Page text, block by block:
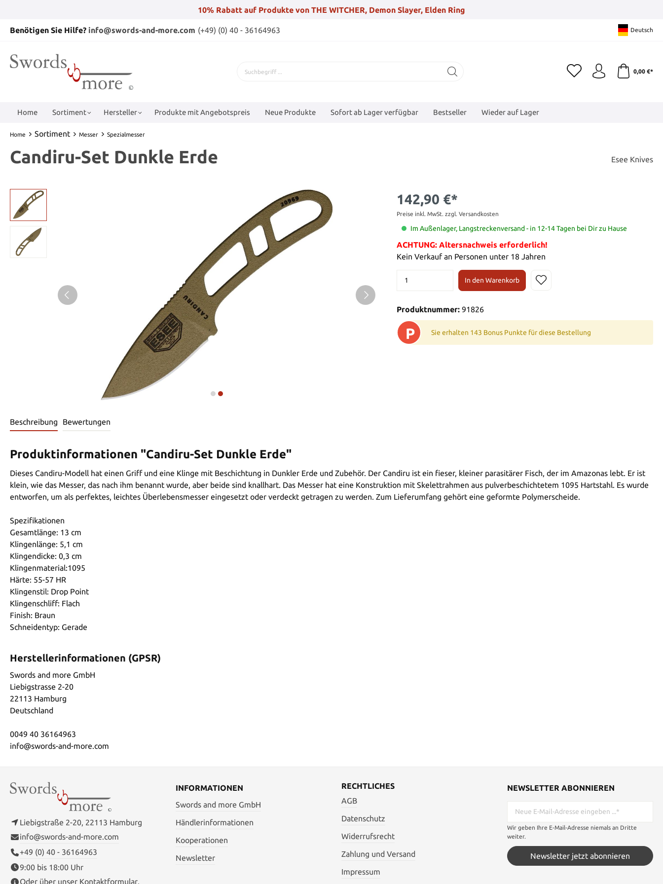
10% Rabatt auf Produkte von THE WITCHER, Demon Slayer, Elden Ring
Benötigen Sie Hilfe? info@swords-and-more.com (+49) (0) 40 - 36164963 Deutsch
0,00 €*
Home Sortiment Hersteller Produkte mit Angebotspreis Neue Produkte Sofort ab Lager verfügbar Bestseller Wieder auf Lager
Home Sortiment Messer Spezialmesser
Candiru-Set Dunkle Erde Esee Knives
142,90 €*
Preise inkl. MwSt. zzgl. Versandkosten
Im Außenlager, Langstreckenversand - in 12-14 Tagen bei Dir zu Hause
ACHTUNG: Altersnachweis erforderlich!
Kein Verkauf an Personen unter 18 Jahren
In den Warenkorb
Produktnummer: 91826
P Sie erhalten 143 Bonus Punkte für diese Bestellung
Beschreibung Bewertungen
Produktinformationen "Candiru-Set Dunkle Erde"
Dieses Candiru-Modell hat einen Griff und eine Klinge mit Beschichtung in Dunkler Erde und Zubehör. Der Candiru ist ein fieser, kleiner parasitärer Fisch, der im Amazonas lebt. Er ist
klein, wie das Messer, das nach ihm benannt wurde, aber beide sind knallhart. Das Messer hat eine Konstruktion mit Skelettrahmen aus pulverbeschichtetem 1095 Hartstahl. Es wurde
entworfen, um als perfektes, leichtes Überlebensmesser eingesetzt oder verdeckt getragen zu werden. Zum Lieferumfang gehört eine geformte Polymerscheide.
Spezifikationen
Gesamtlänge: 13 cm
Klingenlänge: 5,1 cm
Klingendicke: 0,3 cm
Klingenmaterial:1095
Härte: 55-57 HR
Klingenstil: Drop Point
Klingenschliff: Flach
Finish: Braun
Schneidentyp: Gerade
Herstellerinformationen (GPSR)
Swords and more GmbH
Liebigstrasse 2-20
22113 Hamburg
Deutschland
0049 40 36164963
info@swords-and-more.com
Liebigstraße 2-20, 22113 Hamburg
info@swords-and-more.com
+49 (0) 40 - 36164963
9:00 bis 18:00 Uhr
Oder über unser Kontaktformular.
INFORMATIONEN
Swords and more GmbH
Händlerinformationen
Kooperationen
Newsletter
RECHTLICHES
AGB
Datenschutz
Widerrufsrecht
Zahlung und Versand
Impressum
NEWSLETTER ABONNIEREN
Wir geben Ihre E-Mail-Adresse niemals an Dritte
weiter.
Newsletter jetzt abonnieren